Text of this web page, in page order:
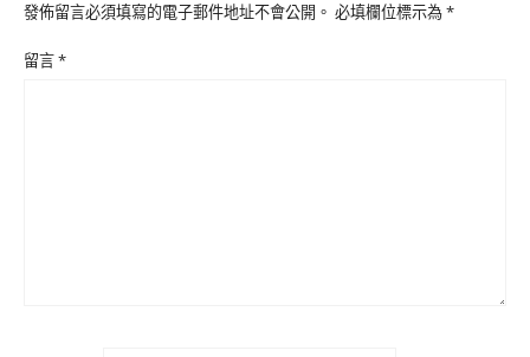
發佈留言必須填寫的電子郵件地址不會公開。 必填欄位標示為*
留言*